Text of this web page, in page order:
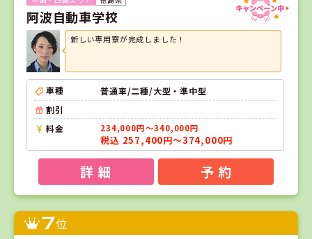
阿波自動車学校
新しい専用寮が完成しました！
車種
普通車/二種/大型・準中型
割引
料金
234,000円～340,000円
税込 257,400円～374,000円
詳 細 予 約
7位